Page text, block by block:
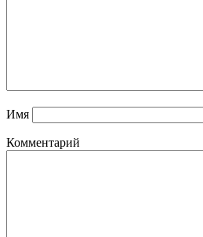
Имя
Комментарий